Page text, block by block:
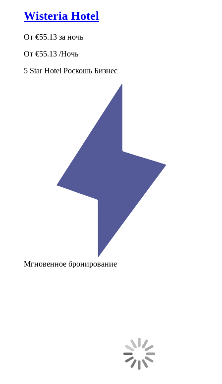
Wisteria Hotel
От €55.13 за ночь
От €55.13 /Ночь
5 Star Hotel Роскошь Бизнес
Мгновенное бронирование